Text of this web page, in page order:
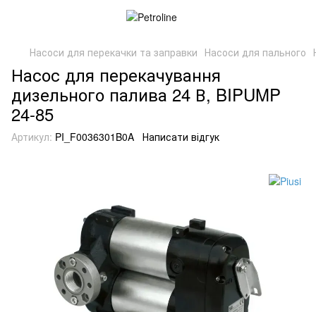
Насоси для перекачки та заправки Насоси для пального
Насос для перекачування
дизельного палива 24 В, BIPUMP
24-85
Артикул: PI_F0036301B0A Написати відгук